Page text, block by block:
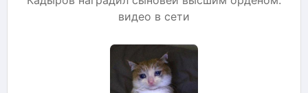
видео в сети